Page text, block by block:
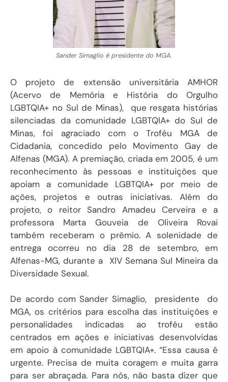
Sander Simaglio é presidente do MGA.
O projeto de extensão universitária AMHOR
(Acervo de Memória e História do Orgulho
LGBTQIA+ no Sul de Minas), que resgata histórias
silenciadas da comunidade LGBTQIA+ do Sul de
Minas, foi agraciado com o Troféu MGA de
Cidadania, concedido pelo Movimento Gay de
Alfenas (MGA). A premiação, criada em 2005, é um
reconhecimento às pessoas e instituições que
apoiam a comunidade LGBTQIA+ por meio de
ações, projetos e outras iniciativas. Além do
projeto, o reitor Sandro Amadeu Cerveira e a
professora Marta Gouveia de Oliveira Rovai
também receberam o prêmio. A solenidade de
entrega ocorreu no dia 28 de setembro, em
Alfenas-MG, durante a XIV Semana Sul Mineira da
Diversidade Sexual.
De acordo com Sander Simaglio, presidente do
MGA, os critérios para escolha das instituições e
personalidades indicadas ao troféu estão
centrados em ações e iniciativas desenvolvidas
em apoio à comunidade LGBTQIA+. “Essa causa é
urgente. Precisa de muita coragem e muita garra
para ser abraçada. Para nós, não basta dizer que